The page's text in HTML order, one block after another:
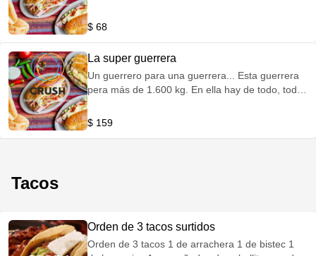
$ 68
La super guerrera
Un guerrero para una guerrera... Esta guerrera
pera más de 1.600 kg. En ella hay de todo, todas
terminas no pagas y te llevas el reconocimiento
$ 159
Tacos
Orden de 3 tacos surtidos
Orden de 3 tacos 1 de arrachera 1 de bistec 1